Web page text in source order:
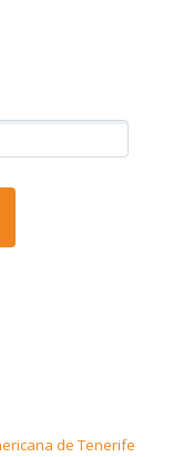
de Tenerife